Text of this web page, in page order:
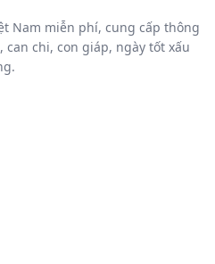
Nam miễn phí, cung cấp thông
chi, con giáp, ngày tốt xấu